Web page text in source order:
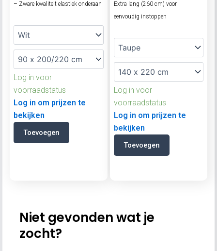
– Zware kwaliteit elastiek onderaan
Log in voor
voorraadstatus
Log in om prijzen te
bekijken
Toevoegen
Extra lang (260 cm) voor
eenvoudig instoppen
Log in voor
voorraadstatus
Log in om prijzen te
bekijken
Toevoegen
Niet gevonden wat je
zocht?